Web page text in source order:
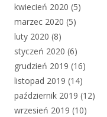
kwiecień 2020 (5)
marzec 2020 (5)
luty 2020 (8)
styczeń 2020 (6)
grudzień 2019 (16)
listopad 2019 (14)
październik 2019 (12)
wrzesień 2019 (10)